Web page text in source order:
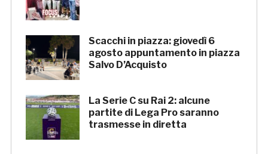
Scacchi in piazza: giovedì 6
agosto appuntamento in piazza
Salvo D’Acquisto
La Serie C su Rai 2: alcune
partite di Lega Pro saranno
trasmesse in diretta